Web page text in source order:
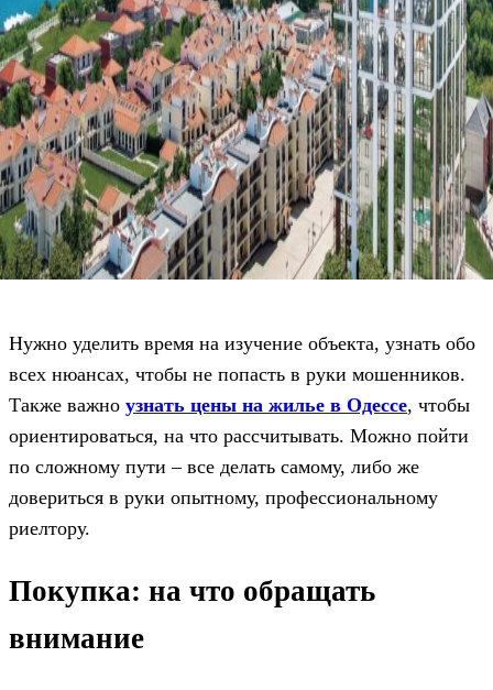
Нужно уделить время на изучение объекта, узнать обо
всех нюансах, чтобы не попасть в руки мошенников.
Также важно узнать цены на жилье в Одессе, чтобы
ориентироваться, на что рассчитывать. Можно пойти
по сложному пути – все делать самому, либо же
довериться в руки опытному, профессиональному
риелтору.
Покупка: на что обращать
внимание